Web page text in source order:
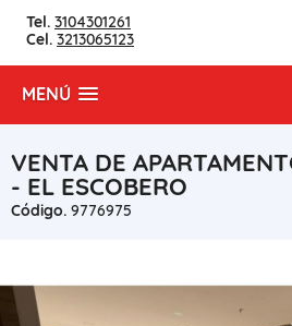
Tel. 3104301261
Cel. 3213065123
MENÚ
VENTA DE
- EL ESCOBERO
Código. 9776975